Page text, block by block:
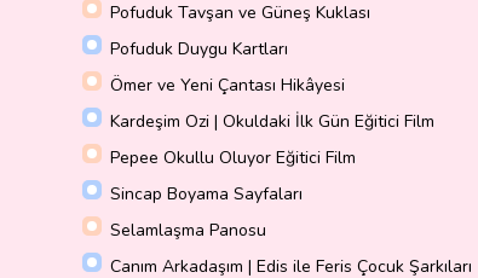
Pofuduk Tavşan ve Güneş Kuklası
Pofuduk Duygu Kartları
Ömer ve Yeni Çantası Hikâyesi
Kardeşim Ozi | Okuldaki İlk Gün Eğitici Film
Pepee Okullu Oluyor Eğitici Film
Sincap Boyama Sayfaları
Selamlaşma Panosu
Canım Arkadaşım | Edis ile Feris Çocuk Şarkıları